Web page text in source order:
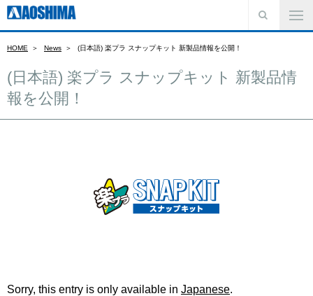
HOME News (日本語) 楽プラ スナップキット 新製品情報を公開！
(日本語) 楽プラ スナップキット 新製品情
報を公開！
Sorry, this entry is only available in Japanese.